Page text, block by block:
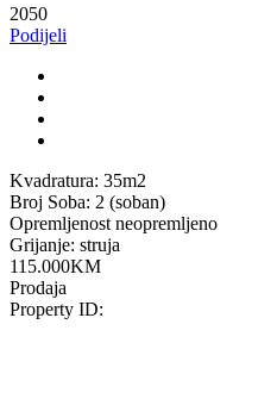
2050
Podijeli
Kvadratura: 35m2
Broj Soba: 2 (soban)
Opremljenost neopremljeno
Grijanje: struja
115.000KM
Prodaja
Property ID: